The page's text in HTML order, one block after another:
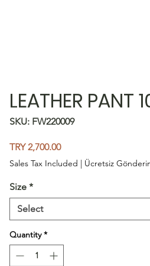
LEATHER PANT
SKU: FW220009
TRY 2,700.00Price
Sales Tax Included | Ücretsiz
Size *
Select
Quantity *